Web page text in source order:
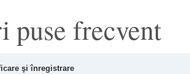
puse frecvent
şi înregistrare